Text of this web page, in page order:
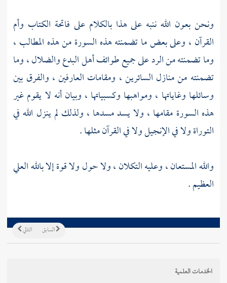
ونحن بعون الله ننبه على هذا بالكلام على فاتحة الكتاب وأم
القرآن ، وعلى بعض ما تضمنته هذه السورة من هذه المطالب ،
وما تضمنته من الرد على جميع طوائف أهل البدع والضلال ، وما
تضمنته من منازل السائرين ، ومقامات العارفين ، والفرق بين
وسائلها وغاياتها ، ومواهبها وكسبياتها ، وبيان أنه لا يقوم غير
هذه السورة مقامها ، ولا يسد مسدها ، ولذلك لم ينزل الله في
التوراة ولا في الإنجيل ولا في القرآن مثلها .
والله المستعان ، وعليه التكلان ، ولا حول ولا قوة إلا بالله العلي
العظيم .
التالي السابق
الخدمات العلمية